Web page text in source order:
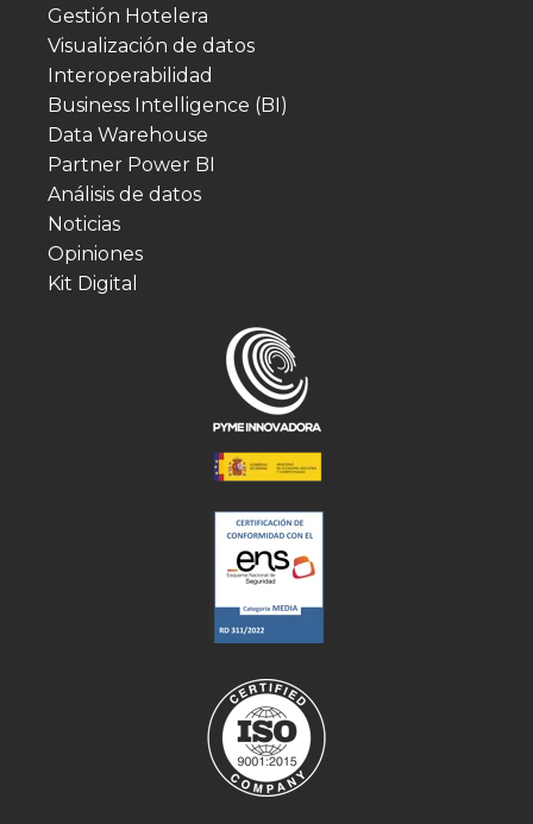
Gestión Hotelera
Visualización de datos
Interoperabilidad
Business Intelligence (BI)
Data Warehouse
Partner Power BI
Análisis de datos
Noticias
Opiniones
Kit Digital